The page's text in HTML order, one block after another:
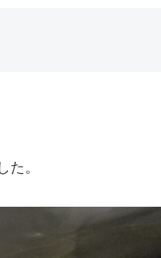
た。